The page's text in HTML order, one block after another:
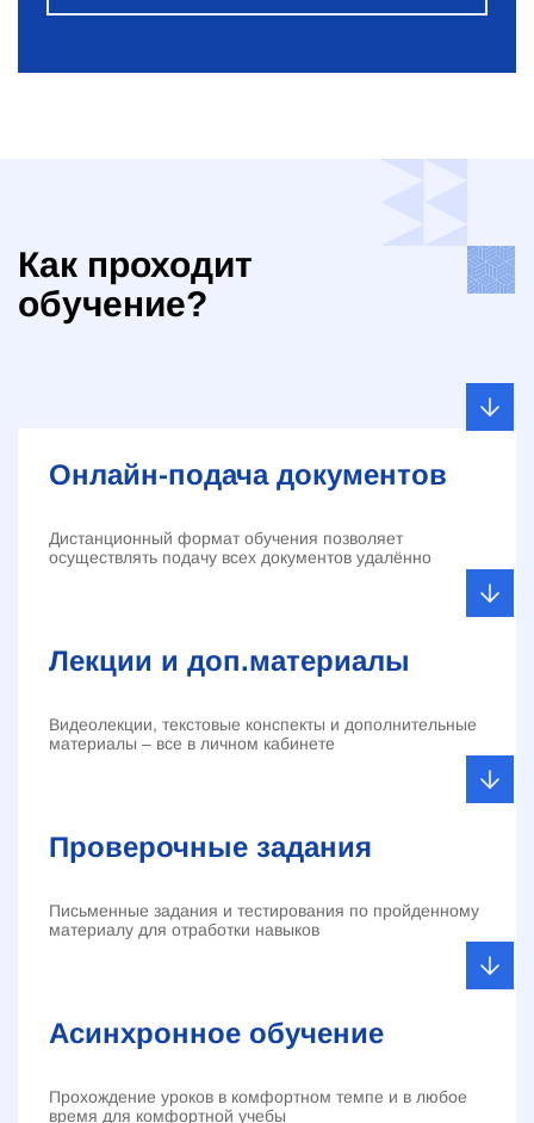
Как проходит
обучение?
Онлайн-подача документов
Дистанционный формат обучения позволяет
осуществлять подачу всех документов удалённо
Лекции и доп.материалы
Видеолекции, текстовые конспекты и дополнительные
материалы – все в личном кабинете
Проверочные задания
Письменные задания и тестирования по пройденному
материалу для отработки навыков
Асинхронное обучение
Прохождение уроков в комфортном темпе и в любое
время для комфортной учебы